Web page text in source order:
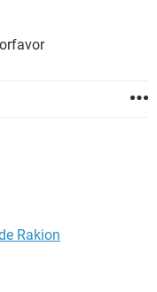
Rakion